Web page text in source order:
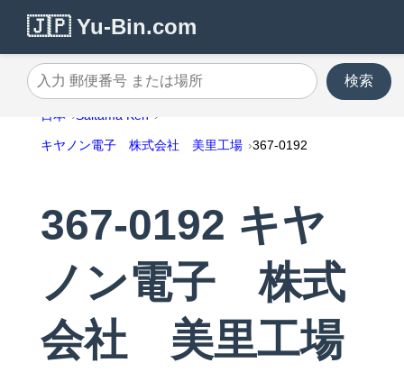
🇯🇵 Yu-Bin.com
入力 郵便番号 または場所
検索
日本 Saitama Ken
キヤノン電子 株式会社 美里工場 367-0192
367-0192 キヤ
ノン電子 株式
会社 美里工場